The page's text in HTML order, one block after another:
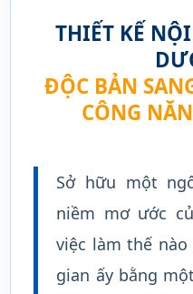
THIẾT KẾ
ĐỘC BẢN
CÔNG
Sở hữu một
niềm mơ ước
việc làm thế
gian ấy bằng